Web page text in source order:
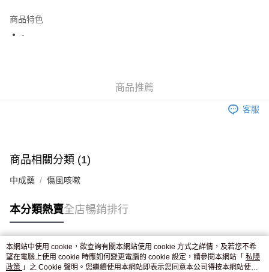
JD京東物流，訂單確認發貨後2-4個工作天送達
商品特色
-
商品推薦
客服
商品相關分類 (1)
中成藥 傷風咳嗽
本分類熱賣全店暢銷排行
熱門標籤
本網站中使用 cookie，欲查詢有關本網站使用 cookie 方式之詳情，及若您不希
望在電腦上使用 cookie 時應如何變更電腦的 cookie 設定，請參閱本網站「 私隱
政策 」之 Cookie 聲明。您繼續使用本網站即表示您同意本公司得按本網站使用